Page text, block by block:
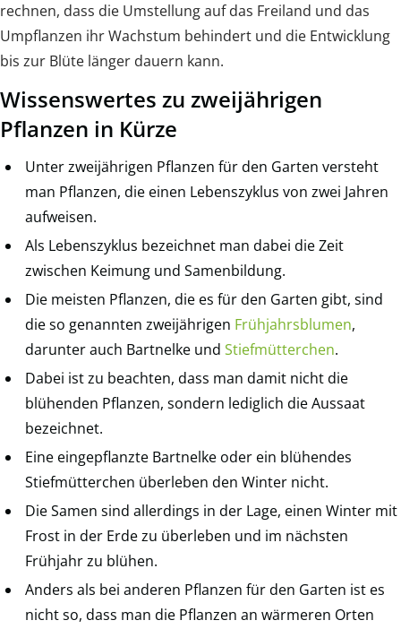
rechnen, dass die Umstellung auf das Freiland und das
Umpflanzen ihr Wachstum behindert und die Entwicklung
bis zur Blüte länger dauern kann.
Wissenswertes zu zweijährigen
Pflanzen in Kürze
Unter zweijährigen Pflanzen für den Garten versteht
man Pflanzen, die einen Lebenszyklus von zwei Jahren
aufweisen.
Als Lebenszyklus bezeichnet man dabei die Zeit
zwischen Keimung und Samenbildung.
Die meisten Pflanzen, die es für den Garten gibt, sind
die so genannten zweijährigen Frühjahrsblumen,
darunter auch Bartnelke und Stiefmütterchen.
Dabei ist zu beachten, dass man damit nicht die
blühenden Pflanzen, sondern lediglich die Aussaat
bezeichnet.
Eine eingepflanzte Bartnelke oder ein blühendes
Stiefmütterchen überleben den Winter nicht.
Die Samen sind allerdings in der Lage, einen Winter mit
Frost in der Erde zu überleben und im nächsten
Frühjahr zu blühen.
Anders als bei anderen Pflanzen für den Garten ist es
nicht so, dass man die Pflanzen an wärmeren Orten